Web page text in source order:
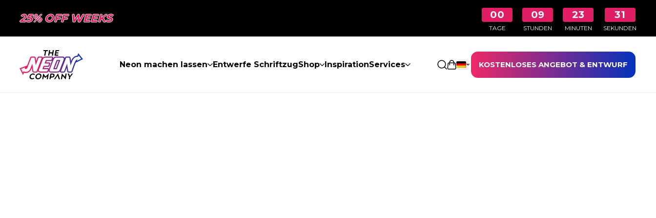
25% OFF WEEKS 00
TAGE
09
STUNDEN
23
MINUTEN
30
SEKUNDEN
Neon machen lassen Entwerfe SchriftzugShop InspirationServices Einkaufswagen öffnen
KOSTENLOSES ANGEBOT & ENTWURF